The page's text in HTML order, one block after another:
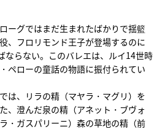
ーグではまだ生まれたばかりで揺籃
、フロリモンド王子が登場するのに
ならない。このバレエは、ルイ14世時
ペローの童話の物語に振付られてい
は、リラの精（マヤラ・マグリ）を
、澄んだ泉の精（アネット・ブヴォ
・ガスパリーニ）森の草地の精（前